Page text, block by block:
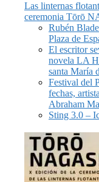
Las linternas
ceremonia Tōrō
Rubén
Plaza de
El escritor
novela LA
santa María
Festival del
fechas,
Abraham
Sting 3.0 –